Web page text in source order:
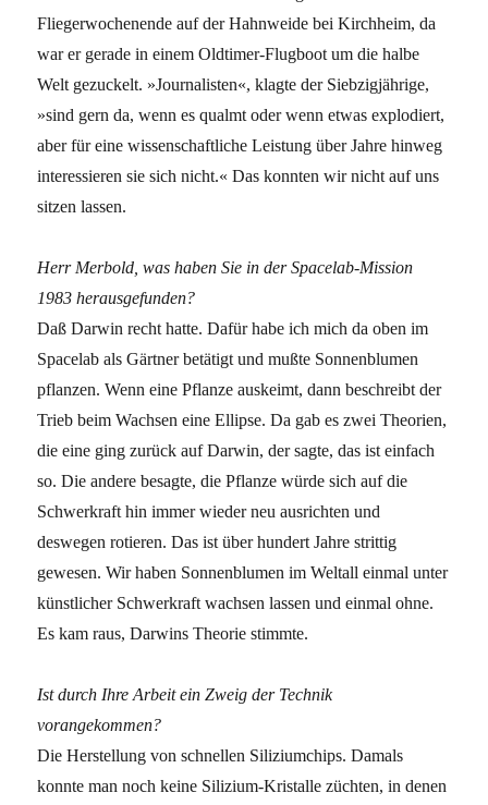
Fliegerwochenende auf der Hahnweide bei Kirchheim, da
war er gerade in einem Oldtimer-Flugboot um die halbe
Welt gezuckelt. »Journalisten«, klagte der Siebzigjährige,
»sind gern da, wenn es qualmt oder wenn etwas explodiert,
aber für eine wissenschaftliche Leistung über Jahre hinweg
interessieren sie sich nicht.« Das konnten wir nicht auf uns
sitzen lassen.
Herr Merbold, was haben Sie in der Spacelab-Mission
1983 herausgefunden?
Daß Darwin recht hatte. Dafür habe ich mich da oben im
Spacelab als Gärtner betätigt und mußte Sonnenblumen
pflanzen. Wenn eine Pflanze auskeimt, dann beschreibt der
Trieb beim Wachsen eine Ellipse. Da gab es zwei Theorien,
die eine ging zurück auf Darwin, der sagte, das ist einfach
so. Die andere besagte, die Pflanze würde sich auf die
Schwerkraft hin immer wieder neu ausrichten und
deswegen rotieren. Das ist über hundert Jahre strittig
gewesen. Wir haben Sonnenblumen im Weltall einmal unter
künstlicher Schwerkraft wachsen lassen und einmal ohne.
Es kam raus, Darwins Theorie stimmte.
Ist durch Ihre Arbeit ein Zweig der Technik
vorangekommen?
Die Herstellung von schnellen Siliziumchips. Damals
konnte man noch keine Silizium-Kristalle züchten, in denen